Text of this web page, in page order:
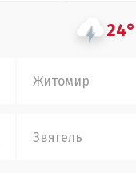
24°
Житомир
Звягель